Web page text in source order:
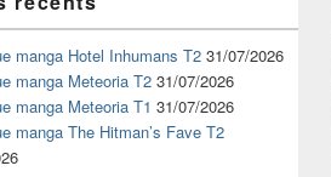
manga Hotel Inhumans T2 31/07/2026
manga Meteoria T2 31/07/2026
manga Meteoria T1 31/07/2026
manga The Hitman’s Fave T2